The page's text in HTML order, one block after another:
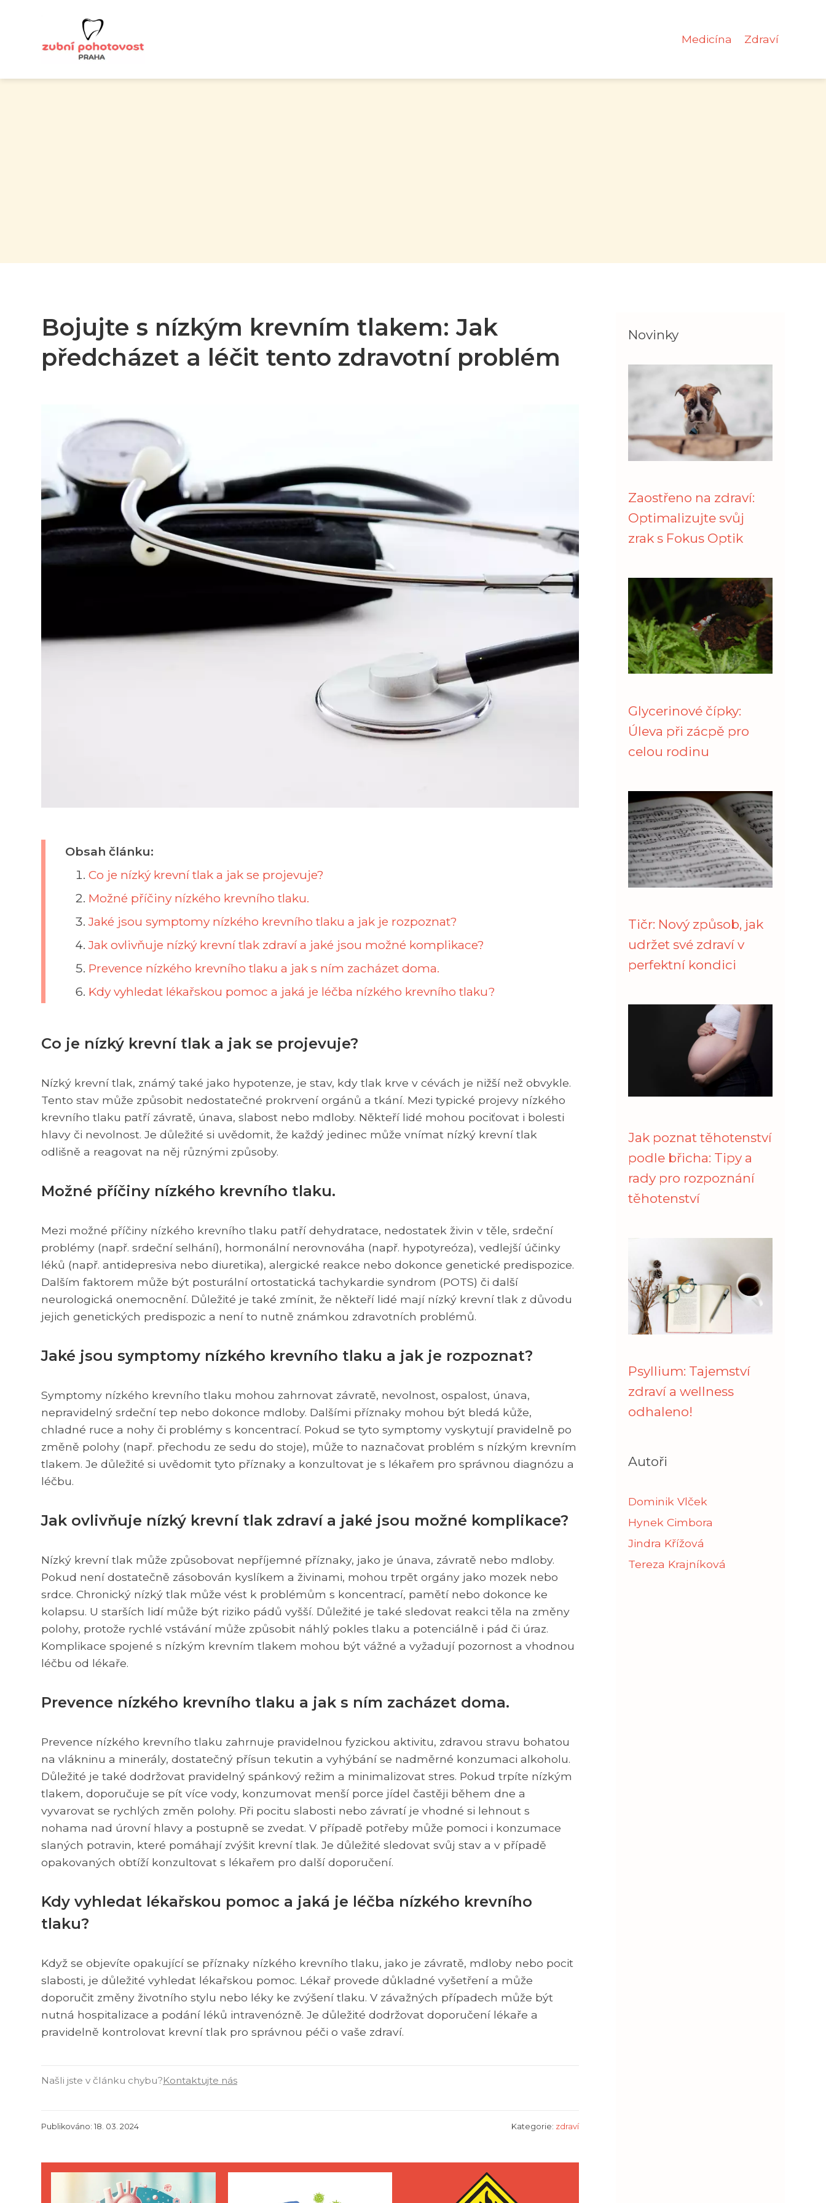
Medicína Zdraví
Bojujte s nízkým krevním tlakem: Jak
předcházet a léčit tento zdravotní problém
Obsah článku:
Co je nízký krevní tlak a jak se projevuje?
Možné příčiny nízkého krevního tlaku.
Jaké jsou symptomy nízkého krevního tlaku a jak je rozpoznat?
Jak ovlivňuje nízký krevní tlak zdraví a jaké jsou možné komplikace?
Prevence nízkého krevního tlaku a jak s ním zacházet doma.
Kdy vyhledat lékařskou pomoc a jaká je léčba nízkého krevního tlaku?
Co je nízký krevní tlak a jak se projevuje?
Nízký krevní tlak, známý také jako hypotenze, je stav, kdy tlak krve v cévách je nižší než obvykle.
Tento stav může způsobit nedostatečné prokrvení orgánů a tkání. Mezi typické projevy nízkého
krevního tlaku patří závratě, únava, slabost nebo mdloby. Někteří lidé mohou pociťovat i bolesti
hlavy či nevolnost. Je důležité si uvědomit, že každý jedinec může vnímat nízký krevní tlak
odlišně a reagovat na něj různými způsoby.
Možné příčiny nízkého krevního tlaku.
Mezi možné příčiny nízkého krevního tlaku patří dehydratace, nedostatek živin v těle, srdeční
problémy (např. srdeční selhání), hormonální nerovnováha (např. hypotyreóza), vedlejší účinky
léků (např. antidepresiva nebo diuretika), alergické reakce nebo dokonce genetické predispozice.
Dalším faktorem může být posturální ortostatická tachykardie syndrom (POTS) či další
neurologická onemocnění. Důležité je také zmínit, že někteří lidé mají nízký krevní tlak z důvodu
jejich genetických predispozic a není to nutně známkou zdravotních problémů.
Jaké jsou symptomy nízkého krevního tlaku a jak je rozpoznat?
Symptomy nízkého krevního tlaku mohou zahrnovat závratě, nevolnost, ospalost, únava,
nepravidelný srdeční tep nebo dokonce mdloby. Dalšími příznaky mohou být bledá kůže,
chladné ruce a nohy či problémy s koncentrací. Pokud se tyto symptomy vyskytují pravidelně po
změně polohy (např. přechodu ze sedu do stoje), může to naznačovat problém s nízkým krevním
tlakem. Je důležité si uvědomit tyto příznaky a konzultovat je s lékařem pro správnou diagnózu a
léčbu.
Jak ovlivňuje nízký krevní tlak zdraví a jaké jsou možné komplikace?
Nízký krevní tlak může způsobovat nepříjemné příznaky, jako je únava, závratě nebo mdloby.
Pokud není dostatečně zásobován kyslíkem a živinami, mohou trpět orgány jako mozek nebo
srdce. Chronický nízký tlak může vést k problémům s koncentrací, pamětí nebo dokonce ke
kolapsu. U starších lidí může být riziko pádů vyšší. Důležité je také sledovat reakci těla na změny
polohy, protože rychlé vstávání může způsobit náhlý pokles tlaku a potenciálně i pád či úraz.
Komplikace spojené s nízkým krevním tlakem mohou být vážné a vyžadují pozornost a vhodnou
léčbu od lékaře.
Prevence nízkého krevního tlaku a jak s ním zacházet doma.
Prevence nízkého krevního tlaku zahrnuje pravidelnou fyzickou aktivitu, zdravou stravu bohatou
na vlákninu a minerály, dostatečný přísun tekutin a vyhýbání se nadměrné konzumaci alkoholu.
Důležité je také dodržovat pravidelný spánkový režim a minimalizovat stres. Pokud trpíte nízkým
tlakem, doporučuje se pít více vody, konzumovat menší porce jídel častěji během dne a
vyvarovat se rychlých změn polohy. Při pocitu slabosti nebo závratí je vhodné si lehnout s
nohama nad úrovní hlavy a postupně se zvedat. V případě potřeby může pomoci i konzumace
slaných potravin, které pomáhají zvýšit krevní tlak. Je důležité sledovat svůj stav a v případě
opakovaných obtíží konzultovat s lékařem pro další doporučení.
Kdy vyhledat lékařskou pomoc a jaká je léčba nízkého krevního
tlaku?
Když se objevíte opakující se příznaky nízkého krevního tlaku, jako je závratě, mdloby nebo pocit
slabosti, je důležité vyhledat lékařskou pomoc. Lékař provede důkladné vyšetření a může
doporučit změny životního stylu nebo léky ke zvýšení tlaku. V závažných případech může být
nutná hospitalizace a podání léků intravenózně. Je důležité dodržovat doporučení lékaře a
pravidelně kontrolovat krevní tlak pro správnou péči o vaše zdraví.
Našli jste v článku chybu?Kontaktujte nás
Publikováno: 18. 03. 2024 Kategorie: zdraví
Novinky
Zaostřeno na zdraví:
Optimalizujte svůj
zrak s Fokus Optik
Glycerinové čípky:
Úleva při zácpě pro
celou rodinu
Tičr: Nový způsob, jak
udržet své zdraví v
perfektní kondici
Jak poznat těhotenství
podle břicha: Tipy a
rady pro rozpoznání
těhotenství
Psyllium: Tajemství
zdraví a wellness
odhaleno!
Autoři
Dominik Vlček
Hynek Cimbora
Jindra Křížová
Tereza Krajníková